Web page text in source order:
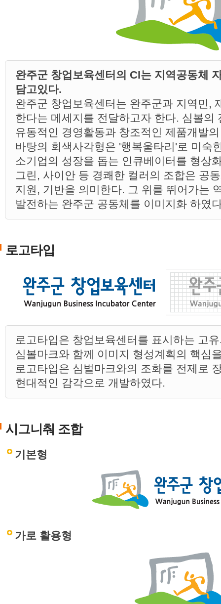
완주군 창업보육센터의 CI는 지역공동체
담고있다.
완주군 창업보육센터는 완주군과 지역민,
한다는 메세지를 전달하고자 한다. 심볼의
유동적인 경영활동과 창조적인 제품개발
바탕의 회색사각형은 '행복울타리'로 미숙
소기업의 성장을 돕는 인큐베이터를 형상
그린, 사이안 등 경쾌한 컬러의 조합은 공
지원, 기반을 의미한다. 그 위를 뛰어가는
발전하는 완주군 공동체를 이미지화 하였
로고타입
로고타입은 창업보육센터를 표시하는 고
심볼마크와 함께 이미지 형성계획의 핵심
로고타입은 심벌마크와의 조화를 전제로
현대적인 감각으로 개발하였다.
시그니춰 조합
기본형
가로 활용형